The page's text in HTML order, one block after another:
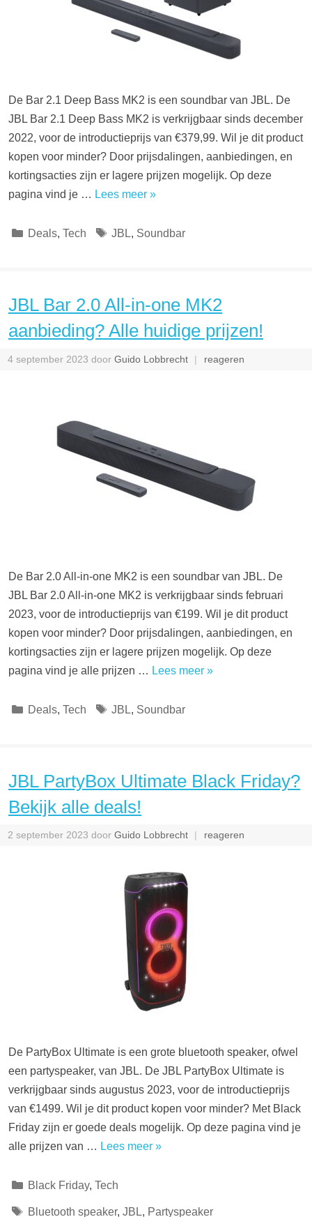
De Bar 2.1 Deep Bass MK2 is een soundbar van JBL. De
JBL Bar 2.1 Deep Bass MK2 is verkrijgbaar sinds december
2022, voor de introductieprijs van €379,99. Wil je dit product
kopen voor minder? Door prijsdalingen, aanbiedingen, en
kortingsacties zijn er lagere prijzen mogelijk. Op deze
pagina vind je … Lees meer »
Categorieën
Deals, Tech Tags
JBL, Soundbar
JBL Bar 2.0 All-in-one MK2
aanbieding? Alle huidige prijzen!
4 september 2023 door Guido Lobbrecht reageren
De Bar 2.0 All-in-one MK2 is een soundbar van JBL. De
JBL Bar 2.0 All-in-one MK2 is verkrijgbaar sinds februari
2023, voor de introductieprijs van €199. Wil je dit product
kopen voor minder? Door prijsdalingen, aanbiedingen, en
kortingsacties zijn er lagere prijzen mogelijk. Op deze
pagina vind je alle prijzen … Lees meer »
Categorieën
Deals, Tech Tags
JBL, Soundbar
JBL PartyBox Ultimate Black Friday?
Bekijk alle deals!
2 september 2023 door Guido Lobbrecht reageren
De PartyBox Ultimate is een grote bluetooth speaker, ofwel
een partyspeaker, van JBL. De JBL PartyBox Ultimate is
verkrijgbaar sinds augustus 2023, voor de introductieprijs
van €1499. Wil je dit product kopen voor minder? Met Black
Friday zijn er goede deals mogelijk. Op deze pagina vind je
alle prijzen van … Lees meer »
Categorieën
Black Friday, Tech
Tags
Bluetooth speaker, JBL, Partyspeaker